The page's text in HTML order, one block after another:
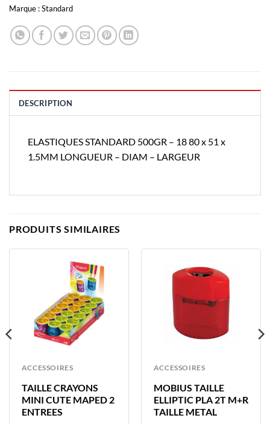
Marque :Standard
DESCRIPTION
ELASTIQUES STANDARD 500GR – 18 80 x 51 x
1.5MM LONGUEUR – DIAM – LARGEUR
PRODUITS SIMILAIRES
ACCESSOIRES
TAILLE CRAYONS
MINI CUTE MAPED 2
ENTREES
ACCESSOIRES
MOBIUS TAILLE
ELLIPTIC PLA 2T M+R
TAILLE METAL